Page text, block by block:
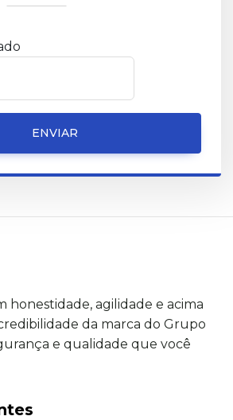
ENVIAR
honestidade, agilidade e acima
da marca do Grupo
e qualidade que você